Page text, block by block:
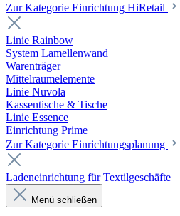
Zur Kategorie Einrichtung HiRetail
Linie Rainbow
System Lamellenwand
Warenträger
Mittelraumelemente
Linie Nuvola
Kassentische & Tische
Linie Essence
Einrichtung Prime
Zur Kategorie Einrichtungsplanung
Ladeneinrichtung für Textilgeschäfte
Menü schließen